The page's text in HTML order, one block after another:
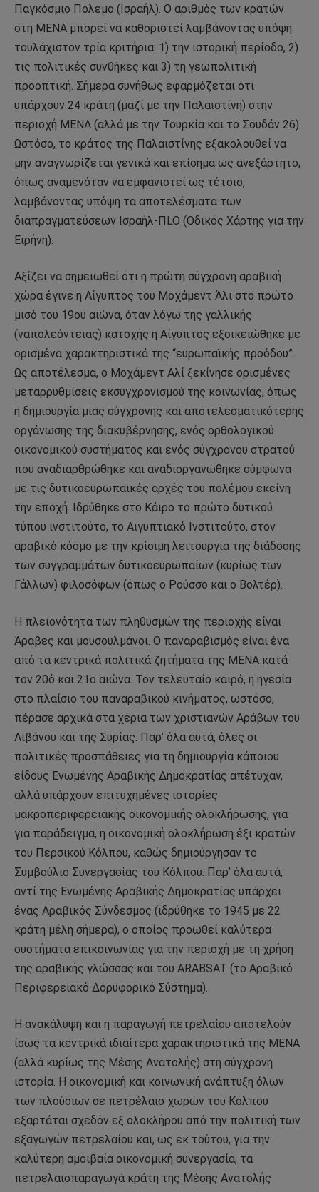
Παγκόσμιο Πόλεμο (Ισραήλ). Ο αριθμός των κρατών
στη MENA μπορεί να καθοριστεί λαμβάνοντας υπόψη
τουλάχιστον τρία κριτήρια: 1) την ιστορική περίοδο, 2)
τις πολιτικές συνθήκες και 3) τη γεωπολιτική
προοπτική. Σήμερα συνήθως εφαρμόζεται ότι
υπάρχουν 24 κράτη (μαζί με την Παλαιστίνη) στην
περιοχή MENA (αλλά με την Τουρκία και το Σουδάν 26).
Ωστόσο, το κράτος της Παλαιστίνης εξακολουθεί να
μην αναγνωρίζεται γενικά και επίσημα ως ανεξάρτητο,
όπως αναμενόταν να εμφανιστεί ως τέτοιο,
λαμβάνοντας υπόψη τα αποτελέσματα των
διαπραγματεύσεων Ισραήλ-ΠLO (Οδικός Χάρτης για την
Ειρήνη).
Αξίζει να σημειωθεί ότι η πρώτη σύγχρονη αραβική
χώρα έγινε η Αίγυπτος του Μοχάμεντ Άλι στο πρώτο
μισό του 19ου αιώνα, όταν λόγω της γαλλικής
(ναπολεόντειας) κατοχής η Αίγυπτος εξοικειώθηκε με
ορισμένα χαρακτηριστικά της “ευρωπαϊκής προόδου”.
Ως αποτέλεσμα, ο Μοχάμεντ Αλί ξεκίνησε ορισμένες
μεταρρυθμίσεις εκσυγχρονισμού της κοινωνίας, όπως
η δημιουργία μιας σύγχρονης και αποτελεσματικότερης
οργάνωσης της διακυβέρνησης, ενός ορθολογικού
οικονομικού συστήματος και ενός σύγχρονου στρατού
που αναδιαρθρώθηκε και αναδιοργανώθηκε σύμφωνα
με τις δυτικοευρωπαϊκές αρχές του πολέμου εκείνη
την εποχή. Ιδρύθηκε στο Κάιρο το πρώτο δυτικού
τύπου ινστιτούτο, το Αιγυπτιακό Ινστιτούτο, στον
αραβικό κόσμο με την κρίσιμη λειτουργία της διάδοσης
των συγγραμμάτων δυτικοευρωπαίων (κυρίως των
Γάλλων) φιλοσόφων (όπως ο Ρούσσο και ο Βολτέρ).
Η πλειονότητα των πληθυσμών της περιοχής είναι
Άραβες και μουσουλμάνοι. Ο παναραβισμός είναι ένα
από τα κεντρικά πολιτικά ζητήματα της MENA κατά
τον 20ό και 21ο αιώνα. Τον τελευταίο καιρό, η ηγεσία
στο πλαίσιο του παναραβικού κινήματος, ωστόσο,
πέρασε αρχικά στα χέρια των χριστιανών Αράβων του
Λιβάνου και της Συρίας. Παρ’ όλα αυτά, όλες οι
πολιτικές προσπάθειες για τη δημιουργία κάποιου
είδους Ενωμένης Αραβικής Δημοκρατίας απέτυχαν,
αλλά υπάρχουν επιτυχημένες ιστορίες
μακροπεριφερειακής οικονομικής ολοκλήρωσης, για
για παράδειγμα, η οικονομική ολοκλήρωση έξι κρατών
του Περσικού Κόλπου, καθώς δημιούργησαν το
Συμβούλιο Συνεργασίας του Κόλπου. Παρ’ όλα αυτά,
αντί της Ενωμένης Αραβικής Δημοκρατίας υπάρχει
ένας Αραβικός Σύνδεσμος (ιδρύθηκε το 1945 με 22
κράτη μέλη σήμερα), ο οποίος προωθεί καλύτερα
συστήματα επικοινωνίας για την περιοχή με τη χρήση
της αραβικής γλώσσας και του ARABSAT (το Αραβικό
Περιφερειακό Δορυφορικό Σύστημα).
Η ανακάλυψη και η παραγωγή πετρελαίου αποτελούν
ίσως τα κεντρικά ιδιαίτερα χαρακτηριστικά της MENA
(αλλά κυρίως της Μέσης Ανατολής) στη σύγχρονη
ιστορία. Η οικονομική και κοινωνική ανάπτυξη όλων
των πλούσιων σε πετρέλαιο χωρών του Κόλπου
εξαρτάται σχεδόν εξ ολοκλήρου από την πολιτική των
εξαγωγών πετρελαίου και, ως εκ τούτου, για την
καλύτερη αμοιβαία οικονομική συνεργασία, τα
πετρελαιοπαραγωγά κράτη της Μέσης Ανατολής